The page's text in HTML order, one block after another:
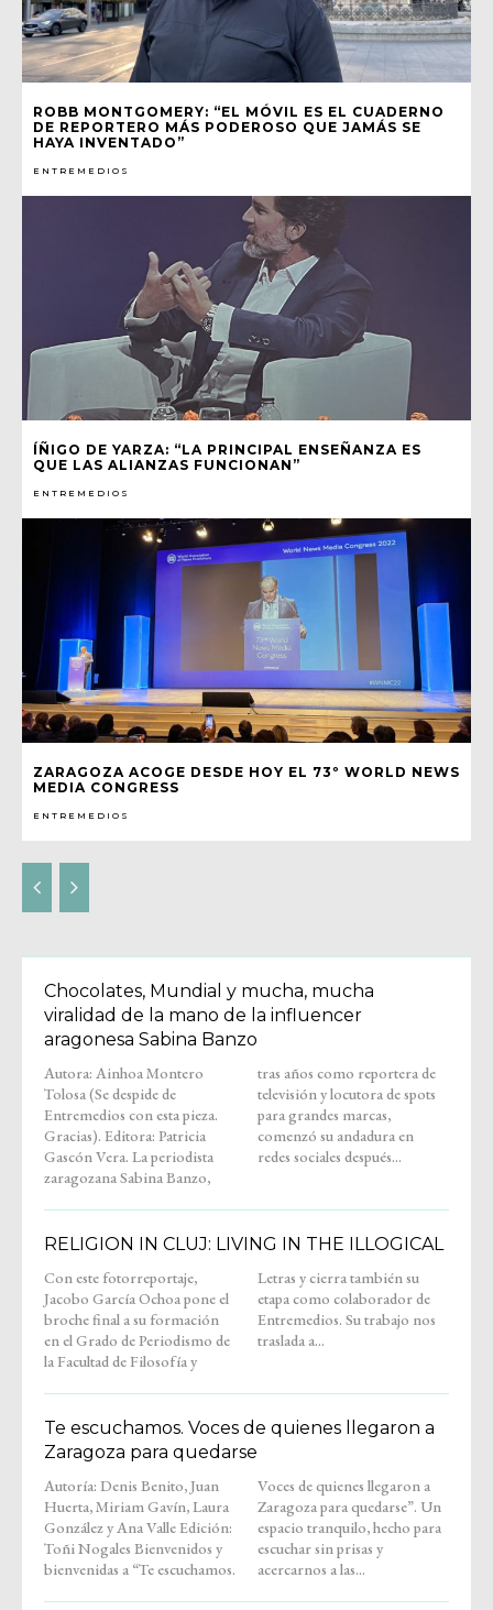
ROBB MONTGOMERY: “EL MÓVIL ES EL CUADERNO
DE REPORTERO MÁS PODEROSO QUE JAMÁS SE
HAYA INVENTADO”
ENTREMEDIOS
ÍÑIGO DE YARZA: “LA PRINCIPAL ENSEÑANZA ES
QUE LAS ALIANZAS FUNCIONAN”
ENTREMEDIOS
ZARAGOZA ACOGE DESDE HOY EL 73º WORLD NEWS
MEDIA CONGRESS
ENTREMEDIOS
Chocolates, Mundial y mucha, mucha
viralidad de la mano de la influencer
aragonesa Sabina Banzo
Autora: Ainhoa Montero
Tolosa (Se despide de
Entremedios con esta pieza.
Gracias). Editora: Patricia
Gascón Vera. La periodista
zaragozana Sabina Banzo,
tras años como reportera de
televisión y locutora de spots
para grandes marcas,
comenzó su andadura en
redes sociales después...
RELIGION IN CLUJ: LIVING IN THE ILLOGICAL
Con este fotorreportaje,
Jacobo García Ochoa pone el
broche final a su formación
en el Grado de Periodismo de
la Facultad de Filosofía y
Letras y cierra también su
etapa como colaborador de
Entremedios. Su trabajo nos
traslada a...
Te escuchamos. Voces de quienes llegaron a
Zaragoza para quedarse
Autoría: Denis Benito, Juan
Huerta, Miriam Gavín, Laura
González y Ana Valle Edición:
Toñi Nogales Bienvenidos y
bienvenidas a “Te escuchamos.
Voces de quienes llegaron a
Zaragoza para quedarse”. Un
espacio tranquilo, hecho para
escuchar sin prisas y
acercarnos a las...